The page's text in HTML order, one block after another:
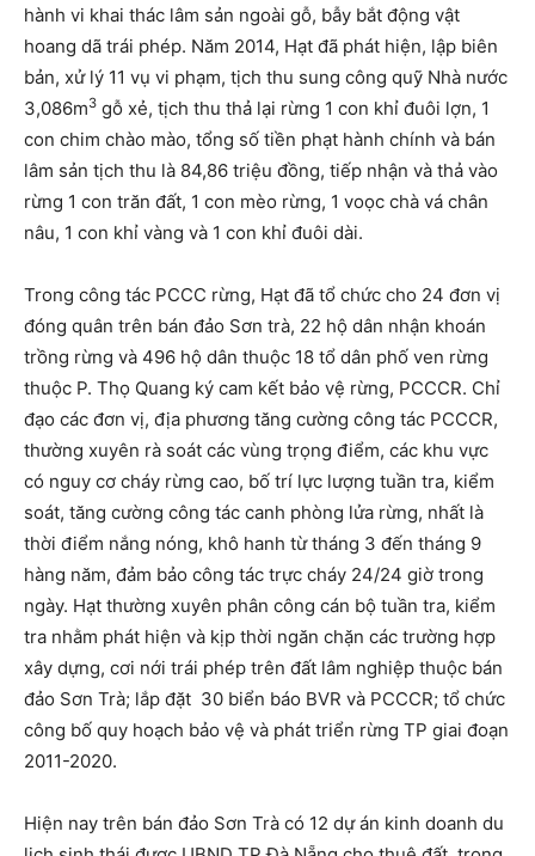
hành vi khai thác lâm sản ngoài gỗ, bẫy bắt động vật
hoang dã trái phép. Năm 2014, Hạt đã phát hiện, lập biên
bản, xử lý 11 vụ vi phạm, tịch thu sung công quỹ Nhà nước
3,086m3 gỗ xẻ, tịch thu thả lại rừng 1 con khỉ đuôi lợn, 1
con chim chào mào, tổng số tiền phạt hành chính và bán
lâm sản tịch thu là 84,86 triệu đồng, tiếp nhận và thả vào
rừng 1 con trăn đất, 1 con mèo rừng, 1 voọc chà vá chân
nâu, 1 con khỉ vàng và 1 con khỉ đuôi dài.
Trong công tác PCCC rừng, Hạt đã tổ chức cho 24 đơn vị
đóng quân trên bán đảo Sơn trà, 22 hộ dân nhận khoán
trồng rừng và 496 hộ dân thuộc 18 tổ dân phố ven rừng
thuộc P. Thọ Quang ký cam kết bảo vệ rừng, PCCCR. Chỉ
đạo các đơn vị, địa phương tăng cường công tác PCCCR,
thường xuyên rà soát các vùng trọng điểm, các khu vực
có nguy cơ cháy rừng cao, bố trí lực lượng tuần tra, kiểm
soát, tăng cường công tác canh phòng lửa rừng, nhất là
thời điểm nắng nóng, khô hanh từ tháng 3 đến tháng 9
hàng năm, đảm bảo công tác trực cháy 24/24 giờ trong
ngày. Hạt thường xuyên phân công cán bộ tuần tra, kiểm
tra nhằm phát hiện và kịp thời ngăn chặn các trường hợp
xây dựng, cơi nới trái phép trên đất lâm nghiệp thuộc bán
đảo Sơn Trà; lắp đặt 30 biển báo BVR và PCCCR; tổ chức
công bố quy hoạch bảo vệ và phát triển rừng TP giai đoạn
2011-2020.
Hiện nay trên bán đảo Sơn Trà có 12 dự án kinh doanh du